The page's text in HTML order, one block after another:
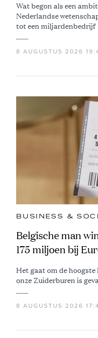
Wat begon als een
Nederlandse
tot een miljardenbedrijf
8 AUGUSTUS 2026
BUSINESS &
Belgische man
175 miljoen bij
Het gaat om de
onze Zuiderburen is
8 AUGUSTUS 2026